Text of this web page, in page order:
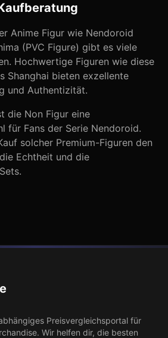
Anime Figur wie Nendoroid
(PVC Figure) gibt es viele
Hochwertige Figuren wie diese
Shanghai bieten exzellente
und Authentizität.
die Non Figur eine
für Fans der Serie Nendoroid.
solcher Premium-Figuren den
Echtheit und die
Preisvergleichsportal für
Wir helfen dir, die besten